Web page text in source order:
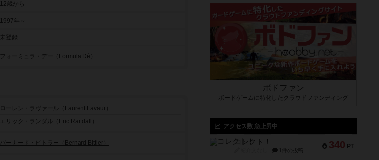
12歳から
1997年～
未登録
フォーミュラ・デー（Formula Dé）
ローレン・ラヴァール（Laurent Lavaur）
エリック・ランダル（Eric Randall）
バーナード・ビトラー（Bernard Bittler）
ボドファン
ボードゲームに特化したクラウドファンディング
アクセス数 急上昇中
340 PT
コレクト！
1件の投稿